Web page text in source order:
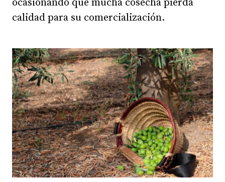
ocasionando que mucha cosecha pierda
calidad para su comercialización.